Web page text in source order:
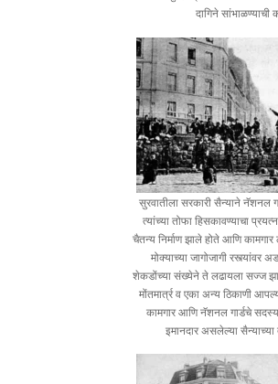
दागिने सांभाळण्याची
सुरवातीला सरकारी सैन्याने नॅशनल
त्यांच्या तोफा हिसकावण्याचा
चैतन्य निर्माण झाले होते आणि कामगार
मोक्याच्या जागोजागी
शेकडोंच्या संख्येने ते लढायला सज्ज
मोंतमार्त्र व एका अन्य ठिकाणी
कामगार आणि नॅशनल गार्डचे
इमानदार असलेल्या